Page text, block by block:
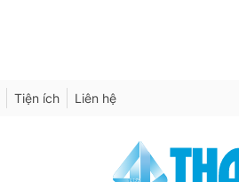
Tiện ích Liên hệ